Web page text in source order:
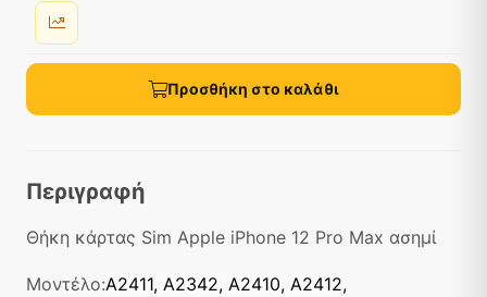
Προσθήκη στο καλάθι
Περιγραφή
Θήκη κάρτας Sim Apple iPhone 12 Pro Max ασημί
Μοντέλο:A2411, A2342, A2410, A2412,